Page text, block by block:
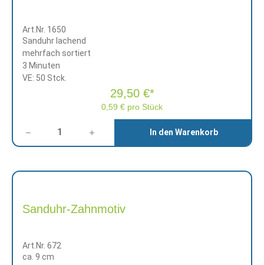
Art.Nr. 1650
Sanduhr lachend
mehrfach sortiert
3 Minuten
VE: 50 Stck.
0,59 € pro Stück
29,50 €*
In den Warenkorb
Sanduhr-Zahnmotiv
Art.Nr. 672
ca. 9 cm